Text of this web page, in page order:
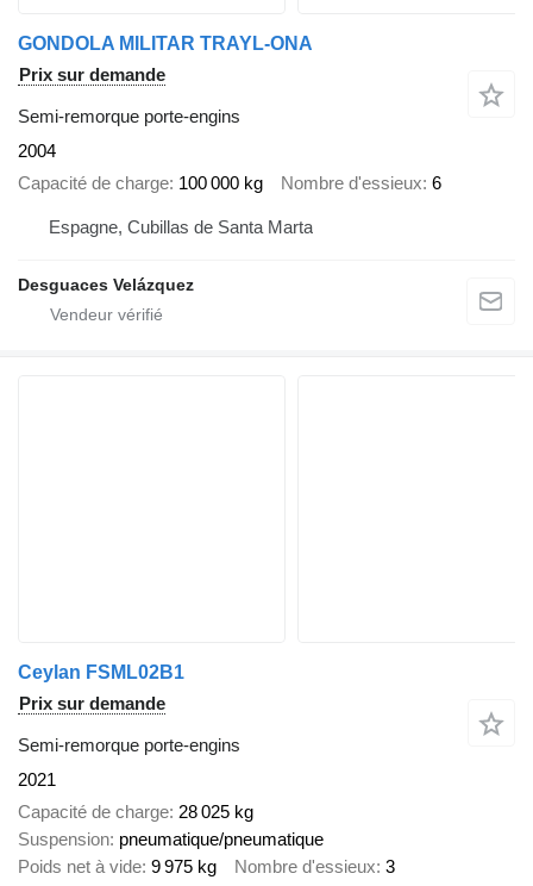
GONDOLA MILITAR TRAYL-ONA
Prix sur demande
Semi-remorque porte-engins
2004
Capacité de charge 100 000 kg Nombre d'essieux 6
Espagne, Cubillas de Santa Marta
Desguaces Velázquez
Ceylan FSML02B1
Prix sur demande
Semi-remorque porte-engins
2021
Capacité de charge 28 025 kg
Suspension pneumatique/pneumatique
Poids net à vide 9 975 kg Nombre d'essieux 3